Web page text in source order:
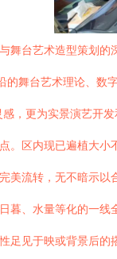
舞台艺术造型策划
的舞台艺术理论、
，更为实景演艺开
。区内现已遍植大
美流转，无不暗示
暮、水量等化的一
足见于映或背景后